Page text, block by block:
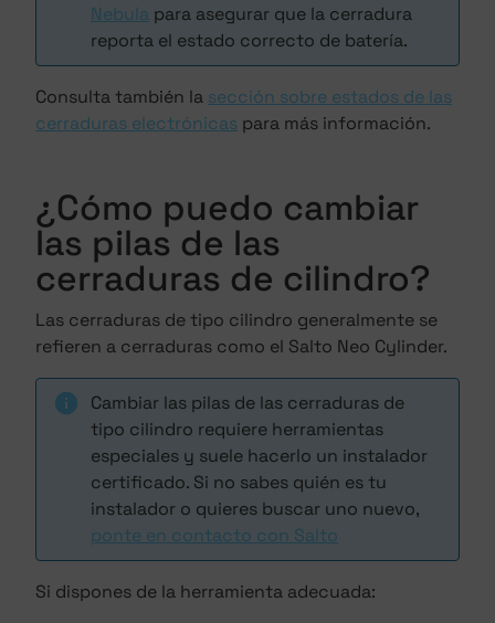
Nebula para asegurar que la cerradura
reporta el estado correcto de batería.
Consulta también la sección sobre estados de las
cerraduras electrónicas para más información.
¿Cómo puedo cambiar
las pilas de las
cerraduras de cilindro?
Las cerraduras de tipo cilindro generalmente se
refieren a cerraduras como el Salto Neo Cylinder.
Cambiar las pilas de las cerraduras de
tipo cilindro requiere herramientas
especiales y suele hacerlo un instalador
certificado. Si no sabes quién es tu
instalador o quieres buscar uno nuevo,
ponte en contacto con Salto
Si dispones de la herramienta adecuada: